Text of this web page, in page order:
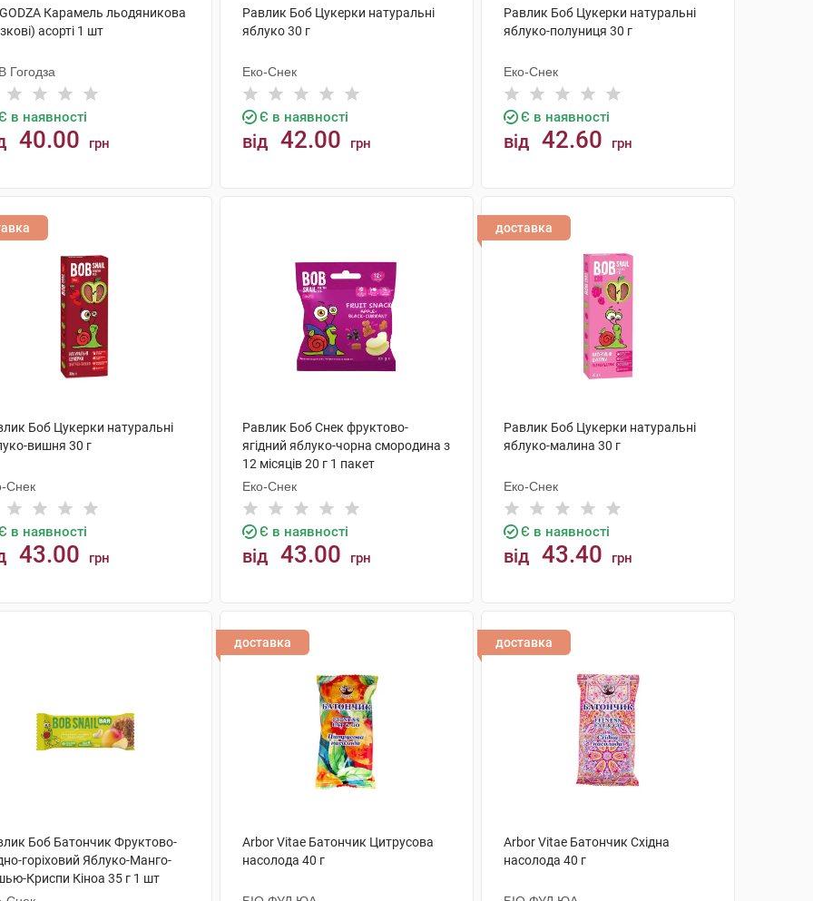
Карамель льодяникова
асорті 1 шт
Гогодза
в наявності
40.00 грн
Равлик Боб Цукерки натуральні
яблуко 30 г
Еко-Снек
Є в наявності
від 42.00 грн
Равлик Боб Цукерки натуральні
яблуко-полуниця 30 г
Еко-Снек
Є в наявності
від 42.60 грн
Боб Цукерки натуральні
вишня 30 г
Снек
в наявності
43.00 грн
Равлик Боб Снек фруктово-
ягідний яблуко-чорна смородина з
12 місяців 20 г 1 пакет
Еко-Снек
Є в наявності
від 43.00 грн
доставка
Равлик Боб Цукерки натуральні
яблуко-малина 30 г
Еко-Снек
Є в наявності
від 43.40 грн
Боб Батончик Фруктово-
горіховий Яблуко-Манго-
Криспи Кіноа 35 г 1 шт
доставка
Arbor Vitae Батончик Цитрусова
насолода 40 г
доставка
Arbor Vitae Батончик Східна
насолода 40 г